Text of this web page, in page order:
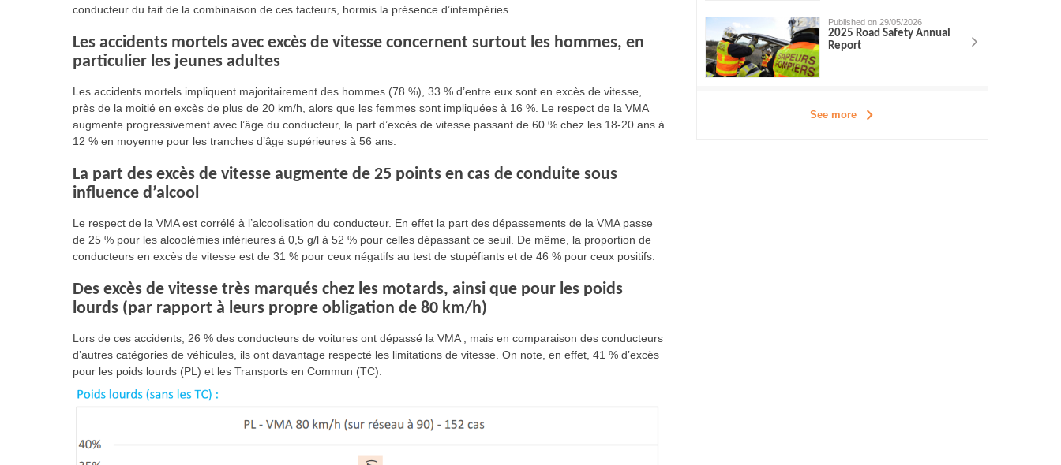
conducteur du fait de la combinaison de ces facteurs, hormis la présence d’intempéries.
Les accidents mortels avec excès de vitesse concernent surtout les hommes, en
particulier les jeunes adultes
Les accidents mortels impliquent majoritairement des hommes (78 %), 33 % d’entre eux sont en excès de vitesse,
près de la moitié en excès de plus de 20 km/h, alors que les femmes sont impliquées à 16 %. Le respect de la VMA
augmente progressivement avec l’âge du conducteur, la part d’excès de vitesse passant de 60 % chez les 18-20 ans à
12 % en moyenne pour les tranches d’âge supérieures à 56 ans.
La part des excès de vitesse augmente de 25 points en cas de conduite sous
influence d’alcool
Le respect de la VMA est corrélé à l’alcoolisation du conducteur. En effet la part des dépassements de la VMA passe
de 25 % pour les alcoolémies inférieures à 0,5 g/l à 52 % pour celles dépassant ce seuil. De même, la proportion de
conducteurs en excès de vitesse est de 31 % pour ceux négatifs au test de stupéfiants et de 46 % pour ceux positifs.
Des excès de vitesse très marqués chez les motards, ainsi que pour les poids
lourds (par rapport à leurs propre obligation de 80 km/h)
Lors de ces accidents, 26 % des conducteurs de voitures ont dépassé la VMA ; mais en comparaison des conducteurs
d’autres catégories de véhicules, ils ont davantage respecté les limitations de vitesse. On note, en effet, 41 % d’excès
pour les poids lourds (PL) et les Transports en Commun (TC).
Published on 29/05/2026
2025 Road Safety Annual
Report
See more